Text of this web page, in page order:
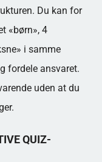
Du kan for
«børn», 4
i samme
fordele ansvaret.
uden at du
QUIZ-